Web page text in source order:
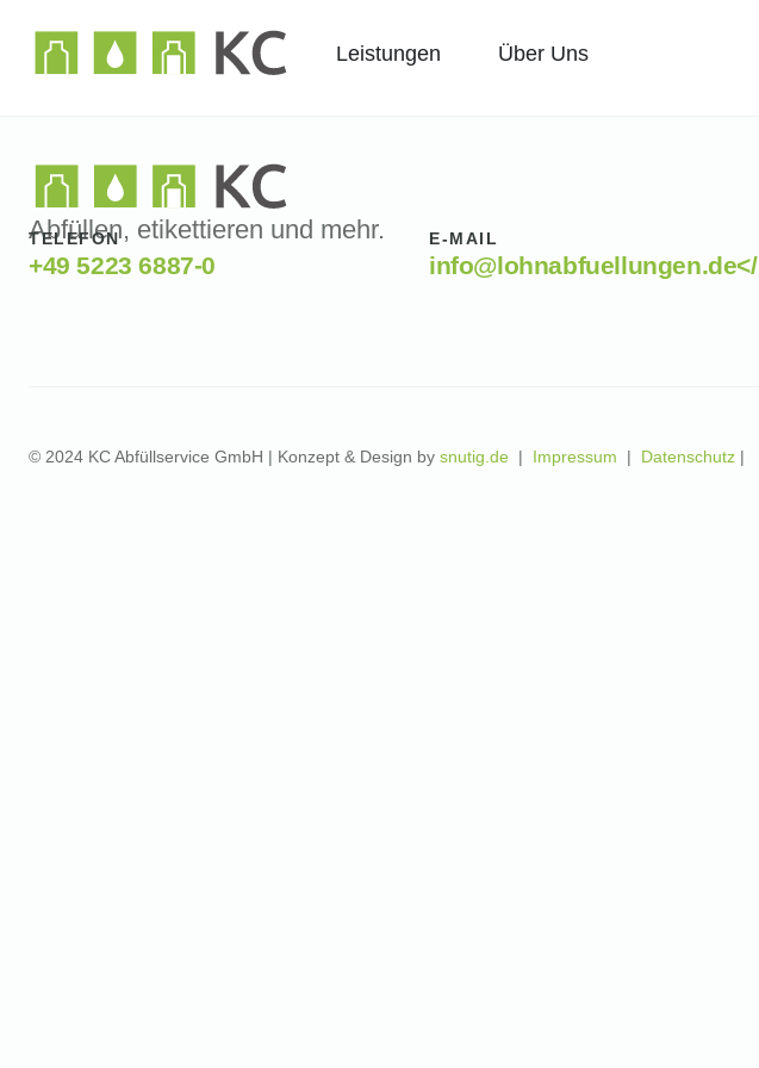
Leistungen Über Uns
Abfüllen, etikettieren und mehr.
TELEFON
+49 5223 6887-0
E-MAIL
info@lohnabfuellungen.de</
© 2024 KC Abfüllservice GmbH | Konzept & Design by snutig.de | Impressum | Datenschutz |